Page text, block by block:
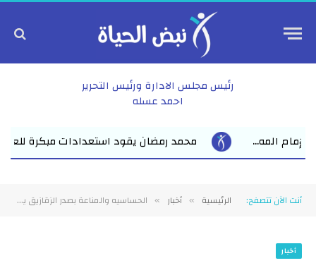
رئيس مجلس الادارة ورئيس التحرير
احمد عسله
استعدادات مبكرة للعام الدراسي الجديد بفاقوس لقاء موسع
أنت الآن تتصفح: الرئيسية » أخبار » الحساسيه والمناعة بصدر الزقازيق يعقد مؤتمره الثاني
أخبار